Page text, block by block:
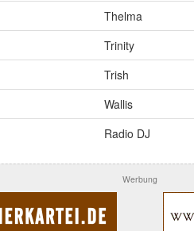
Thelma
Trinity
Trish
Wallis
Radio DJ
Werbung